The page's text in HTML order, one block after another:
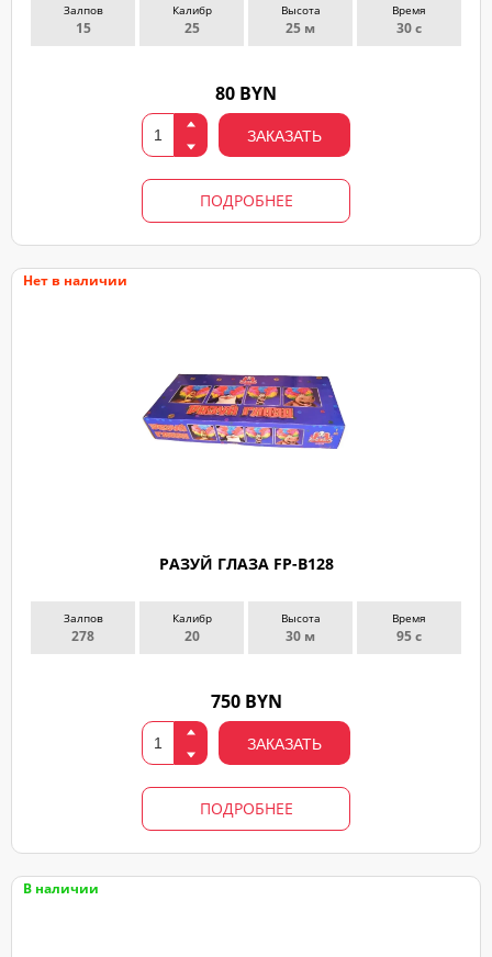
Залпов
15
Калибр
25
Высота
25 м
Время
30 с
80 BYN
ЗАКАЗАТЬ
ПОДРОБНЕЕ
Нет в наличии
РАЗУЙ ГЛАЗА FP-B128
Залпов
278
Калибр
20
Высота
30 м
Время
95 с
750 BYN
ЗАКАЗАТЬ
ПОДРОБНЕЕ
В наличии